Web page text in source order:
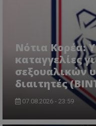
Νότια Κορέα:
καταγγελίες
σεξουαλικών
διαιτητές
07.08.2026 - 23:59